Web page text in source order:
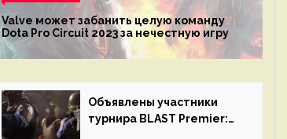
Valve может забанить целую команду
Dota Pro Circuit 2023 за нечестную игру
Объявлены участники
турнира BLAST Premier: